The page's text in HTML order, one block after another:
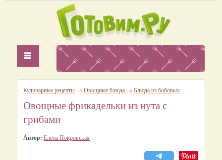
Кулинарные рецепты → Овощные блюда → Блюда из бобовых
Овощные фрикадельки из нута с
грибами
Автор: Елена Покровская